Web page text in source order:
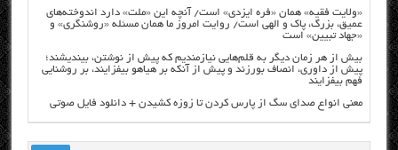
«ولایت فقیه» همان «فره ایزدی» است/ آنچه این «ملت» دارد اندوخته‌های
عمیق، بزرگ، پاک و الهی است/ روایت امروز ما همان مسئله «روشنگری» و
«جهاد تبیین» است
بیش از هر زمان دیگر به قلم‌هایی نیازمندیم که پیش از نوشتن، بیندیشند؛
پیش از داوری، انصاف بورزند و پیش از آنکه بر هیاهو بیفزایند، بر روشنایی
فهم بیفزایند
معنی انواع صدای سگ از پارس کردن تا زوزه کشیدن + دانلود فایل صوتی